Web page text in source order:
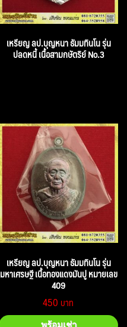
เหรียญ ลป.บุญหนา ธัมมทินโน รุ่น
ปลดหนี้ เนื้อสามกษัตริย์ No.3
เหรียญ ลป.บุญหนา ธัมมทินโน รุ่น
มหาเศรษฐี เนื้อทองแดงมันปู หมายเลข
409
450